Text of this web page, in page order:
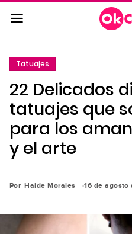
Saltar
al
contenido
a
la
navegación
principal
Tatuajes
22 Delicados
tatuajes que
para los
y el arte
Por Haide Morales 16 de agosto